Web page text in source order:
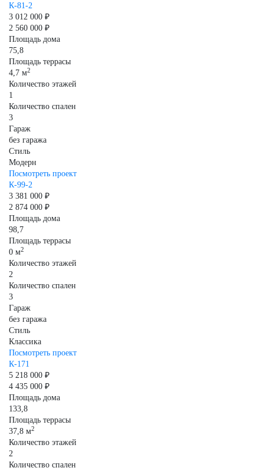
К-81-2
3 012 000 ₽
2 560 000 ₽
Площадь дома
75,8
Площадь террасы
4,7 м2
Количество этажей
1
Количество спален
3
Гараж
без гаража
Стиль
Модерн
Посмотреть проект
К-99-2
3 381 000 ₽
2 874 000 ₽
Площадь дома
98,7
Площадь террасы
0 м2
Количество этажей
2
Количество спален
3
Гараж
без гаража
Стиль
Классика
Посмотреть проект
К-171
5 218 000 ₽
4 435 000 ₽
Площадь дома
133,8
Площадь террасы
37,8 м2
Количество этажей
2
Количество спален